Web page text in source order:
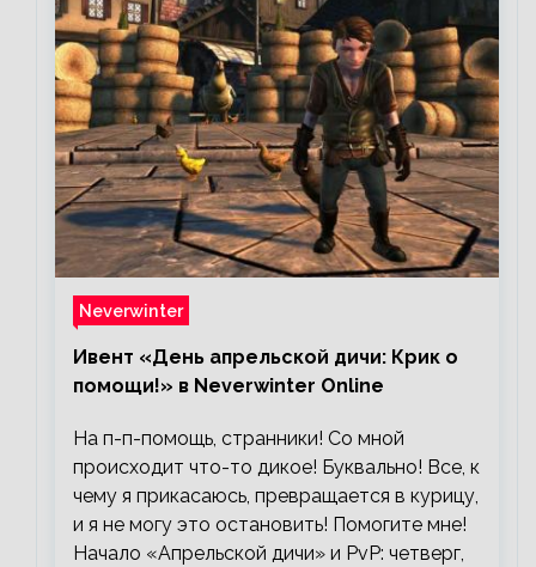
Neverwinter
Ивент «День апрельской дичи: Крик о
помощи!» в Neverwinter Online
На п-п-помощь, странники! Со мной
происходит что-то дикое! Буквально! Все, к
чему я прикасаюсь, превращается в курицу,
и я не могу это остановить! Помогите мне!
Начало «Апрельской дичи» и PvP: четверг,